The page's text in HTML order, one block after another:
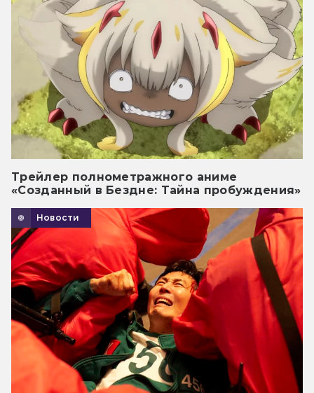
Трейлер полнометражного аниме
«Созданный в Бездне: Тайна пробуждения»
Новости